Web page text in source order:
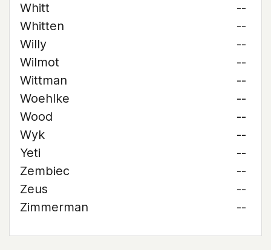
Whitt
--
Whitten
--
Willy
--
Wilmot
--
Wittman
--
Woehlke
--
Wood
--
Wyk
--
Yeti
--
Zembiec
--
Zeus
--
Zimmerman
--